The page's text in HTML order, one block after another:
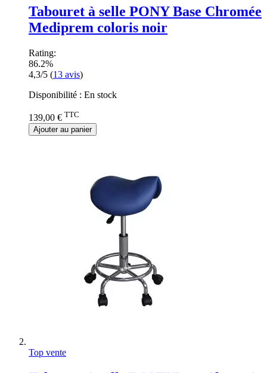
Tabouret à selle PONY Base Chromée
Mediprem coloris noir
Rating:
86.2%
4,3/5 (13 avis)
Disponibilité : En stock
139,00 € TTC
Ajouter au panier
Top vente